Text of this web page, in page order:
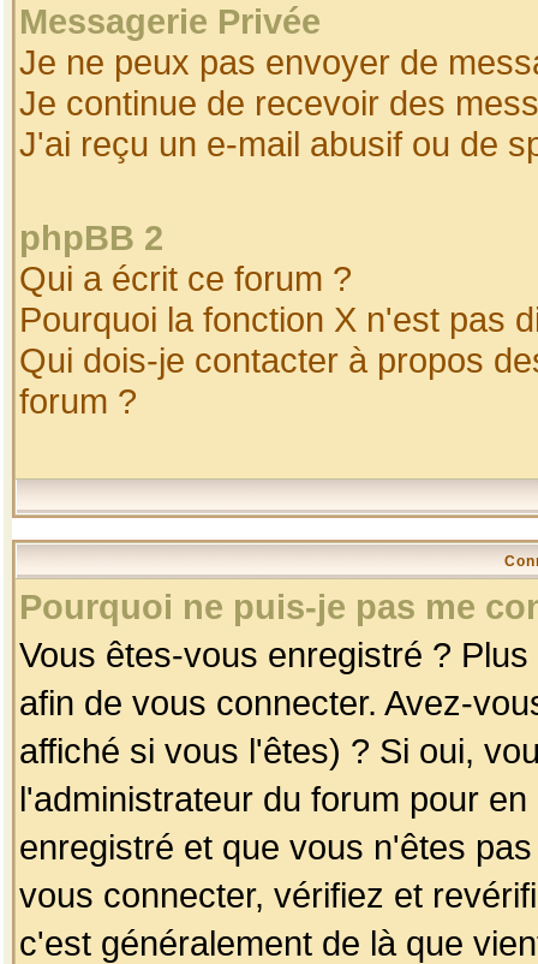
Messagerie Privée
Je ne peux pas envoyer de
Je continue de recevoir des
J'ai reçu un e-mail abusif ou de
phpBB 2
Qui a écrit ce forum ?
Pourquoi la fonction X n'est pas
Qui dois-je contacter à propos
forum ?
Pourquoi ne puis-je pas me
Vous êtes-vous enregistré ?
afin de vous connecter. Avez-
affiché si vous l'êtes) ? Si oui,
l'administrateur du forum pour
enregistré et que vous n'êtes
vous connecter, vérifiez et
c'est généralement de là que